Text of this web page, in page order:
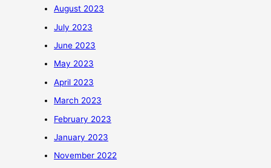
August 2023
July 2023
June 2023
May 2023
April 2023
March 2023
February 2023
January 2023
November 2022